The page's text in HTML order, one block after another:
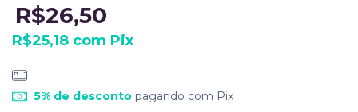
R$26,50
R$25,18 com Pix
5% de descontopagando com Pix